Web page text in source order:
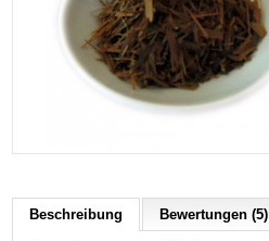
Beschreibung Bewertungen (5)